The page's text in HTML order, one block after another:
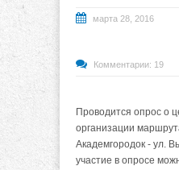
марта 28, 2016
Комментарии: 19
Проводится опрос о
организации
Академгородок - ул.
участие в опросе